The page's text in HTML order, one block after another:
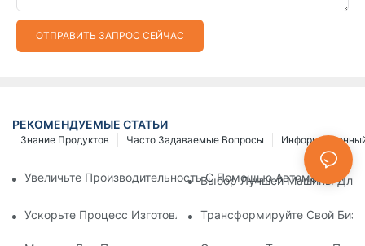
ОТПРАВИТЬ ЗАПРОС СЕЙЧАС
РЕКОМЕНДУЕМЫЕ СТАТЬИ
Часто Задаваемые Вопросы
Знание Продуктов
Увеличьте Производительность С ПомощьюВыбор Лучшей Машины Для
Ускорьте Процесс Изготовления Застежек-Молний С
Трансформируйте Свой